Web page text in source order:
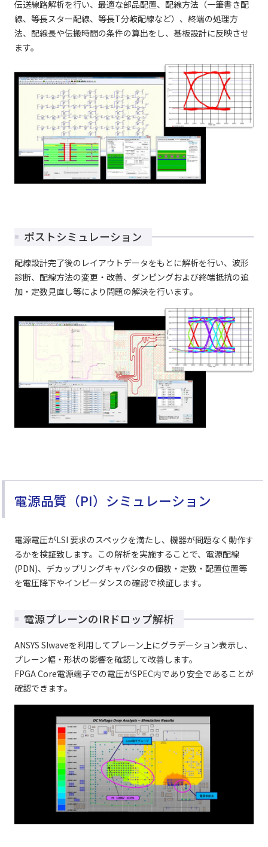
伝送線路解析を行い、最適な部品配置、配線方法（一筆書き配
線、等長スター配線、等長T分岐配線など）、終端の処理方
法、配線長や伝搬時間の条件の算出をし、基板設計に反映させ
ます。
ポストシミュレーション
配線設計完了後のレイアウトデータをもとに解析を行い、波形
診断、配線方法の変更・改善、ダンピングおよび終端抵抗の追
加・定数見直し等により問題の解決を行います。
電源品質（PI）シミュレーション
電源電圧がLSI 要求のスペックを満たし、機器が問題なく動作す
るかを検証致します。この解析を実施することで、電源配線
(PDN)、デカップリングキャパシタの個数・定数・配置位置等
を電圧降下やインピーダンスの確認で検証します。
電源プレーンのIRドロップ解析
ANSYS SIwaveを利用してプレーン上にグラデーション表示し、
プレーン幅・形状の影響を確認して改善します。
FPGA Core電源端子での電圧がSPEC内であり安全であることが
確認できます。